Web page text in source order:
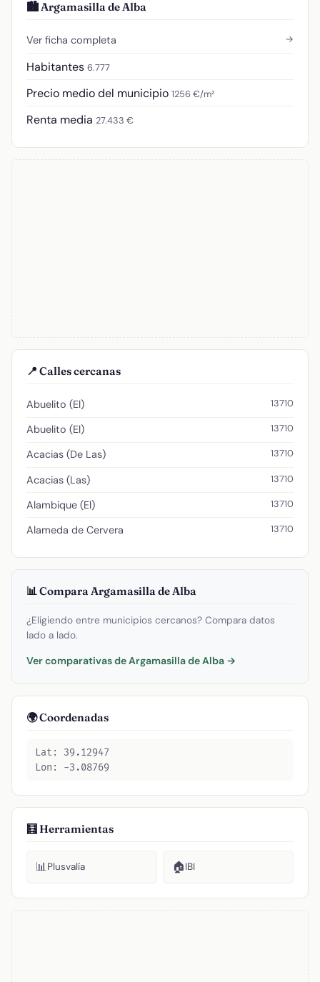
🏙️ Argamasilla de Alba
Ver ficha completa →
Habitantes 6.777
Precio medio del municipio 1256 €/m²
Renta media 27.433 €
📍 Calles cercanas
Abuelito (El) 13710
Abuelito (El) 13710
Acacias (De Las) 13710
Acacias (Las) 13710
Alambique (El) 13710
Alameda de Cervera 13710
📊 Compara Argamasilla de Alba
¿Eligiendo entre municipios cercanos? Compara datos
lado a lado.
Ver comparativas de Argamasilla de Alba →
🌍 Coordenadas
Lat: 39.12947
Lon: -3.08769
🧮 Herramientas
📊Plusvalía 🏠IBI